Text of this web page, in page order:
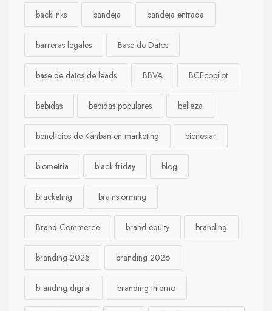
backlinks bandeja bandeja entrada
barreras legales Base de Datos
base de datos de leads BBVA BCEcopilot
bebidas bebidas populares belleza
beneficios de Kanban en marketing bienestar
biometría black friday blog
bracketing brainstorming
Brand Commerce brand equity branding
branding 2025 branding 2026
branding digital branding interno